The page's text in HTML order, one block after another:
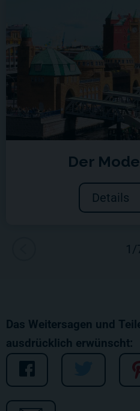
Der
Details
Das Weitersagen und
ausdrücklich erwünscht: